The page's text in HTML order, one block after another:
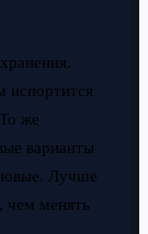
испортится
же
варианты
Лучше
чем менять